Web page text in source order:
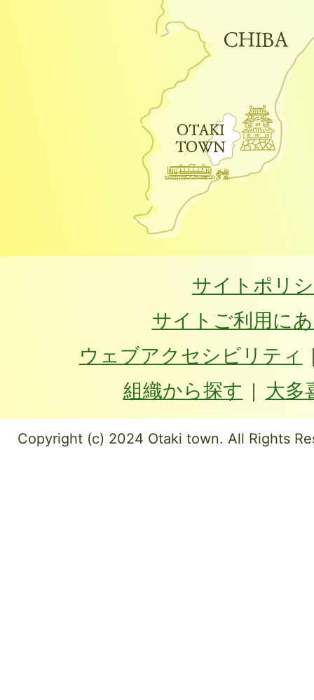
サイトポリ
サイトご利用に
ウェブアクセシビリティ
組織から探す
大多
Copyright (c) 2024 Otaki town. All Rights